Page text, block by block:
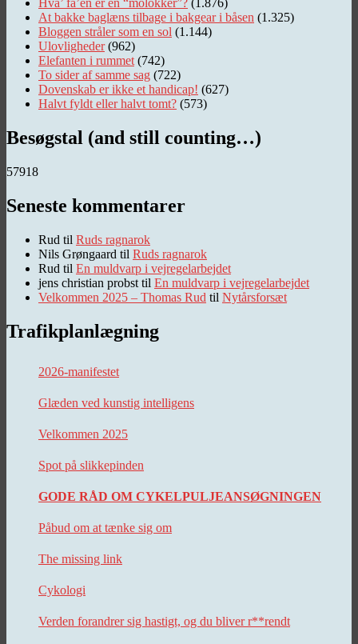
Hva’ fa’en er en “molokker”? (1.876)
At bakke baglæns tilbage i bakgear i båsen (1.325)
Bloggen stråler som en sol (1.144)
Ulovligheder (962)
Elefanten i rummet (742)
To sider af samme sag (722)
Dovenskab er ikke et handicap! (627)
Halvt fyldt eller halvt tomt? (573)
Besøgstal (and still counting…)
57918
Seneste kommentarer
Rud til Ruds ragnarok
Nils Grøngaard til Ruds ragnarok
Rud til En muldvarp i vejregelarbejdet
jens christian probst til En muldvarp i vejregelarbejdet
Velkommen 2025 – Thomas Rud til Nytårsforsæt
Trafikplanlægning
2026-manifestet
Glæden ved kunstig intelligens
Velkommen 2025
Spot på slikkepinden
GODE RÅD OM CYKELPULJEANSØGNINGEN
Påbud om at tænke sig om
The missing link
Cykologi
Verden forandrer sig hastigt, og du bliver r**rendt